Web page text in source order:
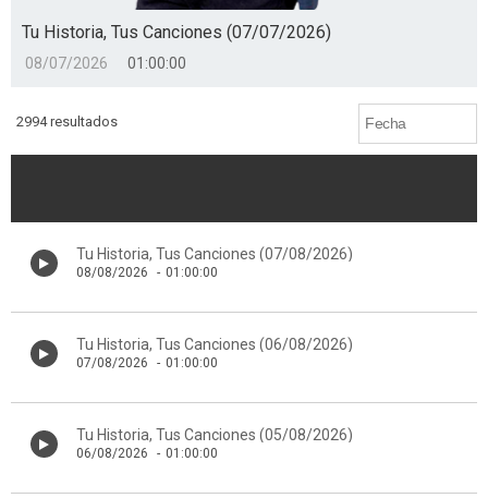
Tu Historia, Tus Canciones (07/07/2026)
08/07/2026 01:00:00
2994 resultados
Tu Historia, Tus Canciones (07/08/2026)
08/08/2026 - 01:00:00
Tu Historia, Tus Canciones (06/08/2026)
07/08/2026 - 01:00:00
Tu Historia, Tus Canciones (05/08/2026)
06/08/2026 - 01:00:00